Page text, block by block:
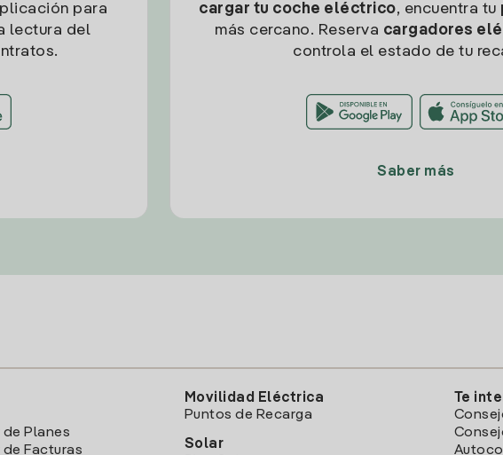
para
lectura del
cargar tu coche eléctrico, encuentra tu
más cercano. Reserva cargadores
controla el estado de tu
Saber más
Planes
Facturas
Movilidad Eléctrica
Puntos de Recarga
Solar
Te